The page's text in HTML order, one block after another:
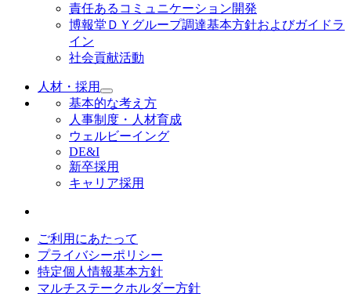
責任あるコミュニケーション開発
博報堂ＤＹグループ調達基本方針およびガイドラ
イン
社会貢献活動
人材・採用
基本的な考え方
人事制度・人材育成
ウェルビーイング
DE&I
新卒採用
キャリア採用
ご利用にあたって
プライバシーポリシー
特定個人情報基本方針
マルチステークホルダー方針